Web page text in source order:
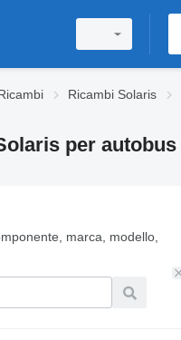
Ricambi Solaris
per autobus
marca, modello,